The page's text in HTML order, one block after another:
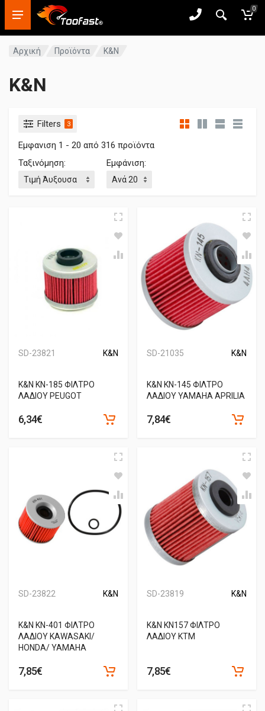
0
Αρχική Προϊόντα K&N
K&N
Filters 3
Εμφανιση 1 - 20 από 316 προϊόντα
Ταξινόμηση:
Εμφάνιση:
SD-23821 K&N
Κ&Ν ΚΝ-185 ΦΙΛΤΡΟ
ΛΑΔΙΟΥ PEUGOT
6,34€
SD-21035 K&N
K&N KN-145 ΦΙΛΤΡΟ
ΛΑΔΙΟΥ YAMAHA APRILIA
7,84€
SD-23822 K&N
Κ&Ν ΚΝ-401 ΦΙΛΤΡΟ
ΛΑΔΙΟΥ KAWASAKI/
HONDA/ YAMAHA
7,85€
SD-23819 K&N
Κ&Ν ΚΝ157 ΦΙΛΤΡΟ
ΛΑΔΙΟΥ KTM
7,85€